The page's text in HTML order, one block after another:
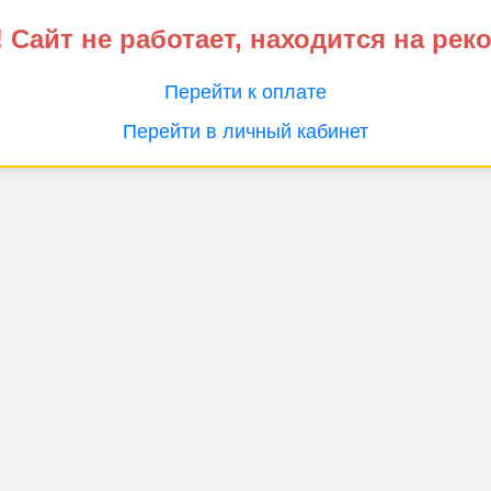
не работает, находится на
Перейти к оплате
Перейти в личный кабинет